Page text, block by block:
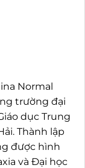
Normal
trường đại
dục Trung
Thành lập
được hình
và Đại học